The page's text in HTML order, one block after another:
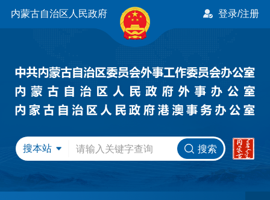
内蒙古自治区人民政府 登录/注册
搜本站 搜索